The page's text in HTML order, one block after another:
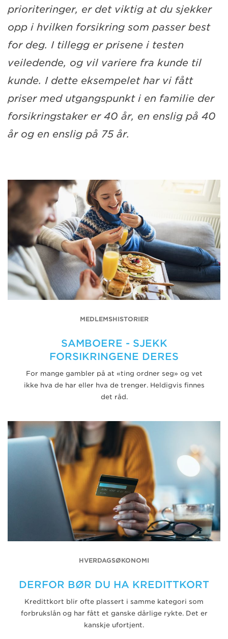
prioriteringer, er det viktig at du sjekker
opp i hvilken forsikring som passer best
for deg. I tillegg er prisene i testen
veiledende, og vil variere fra kunde til
kunde. I dette eksempelet har vi fått
priser med utgangspunkt i en familie der
forsikringstaker er 40 år, en enslig på 40
år og en enslig på 75 år.
MEDLEMSHISTORIER
SAMBOERE - SJEKK
FORSIKRINGENE DERES
For mange gambler på at «ting ordner seg» og vet
ikke hva de har eller hva de trenger. Heldigvis finnes
det råd.
HVERDAGSØKONOMI
DERFOR BØR DU HA KREDITTKORT
Kredittkort blir ofte plassert i samme kategori som
forbrukslån og har fått et ganske dårlige rykte. Det er
kanskje ufortjent.